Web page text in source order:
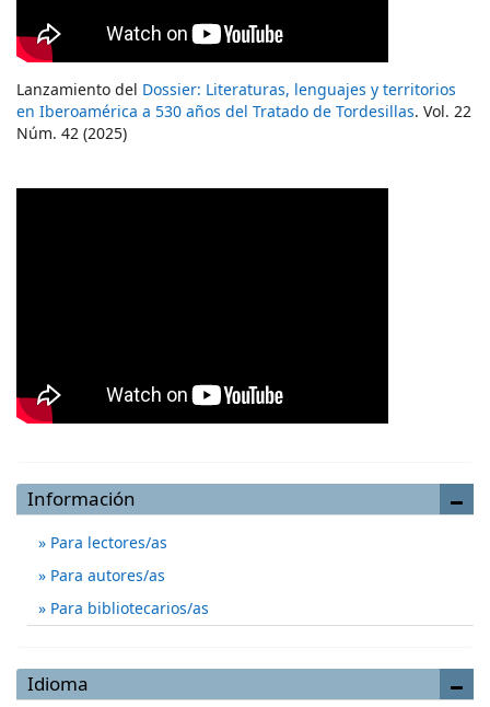
Lanzamiento del Dossier: Literaturas, lenguajes y territorios
en Iberoamérica a 530 años del Tratado de Tordesillas. Vol. 22
Núm. 42 (2025)
Información
Para lectores/as
Para autores/as
Para bibliotecarios/as
Idioma